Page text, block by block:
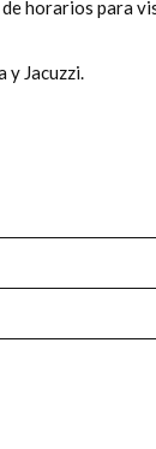
horarios para
y Jacuzzi.